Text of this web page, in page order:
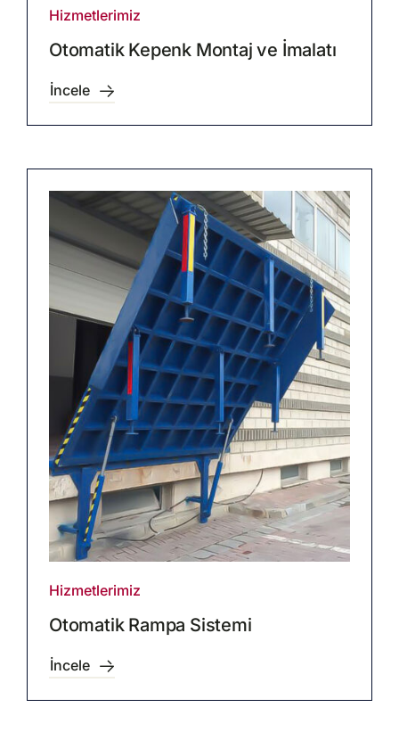
Hizmetlerimiz
Otomatik Kepenk Montaj ve İmalatı
İncele
Hizmetlerimiz
Otomatik Rampa Sistemi
İncele